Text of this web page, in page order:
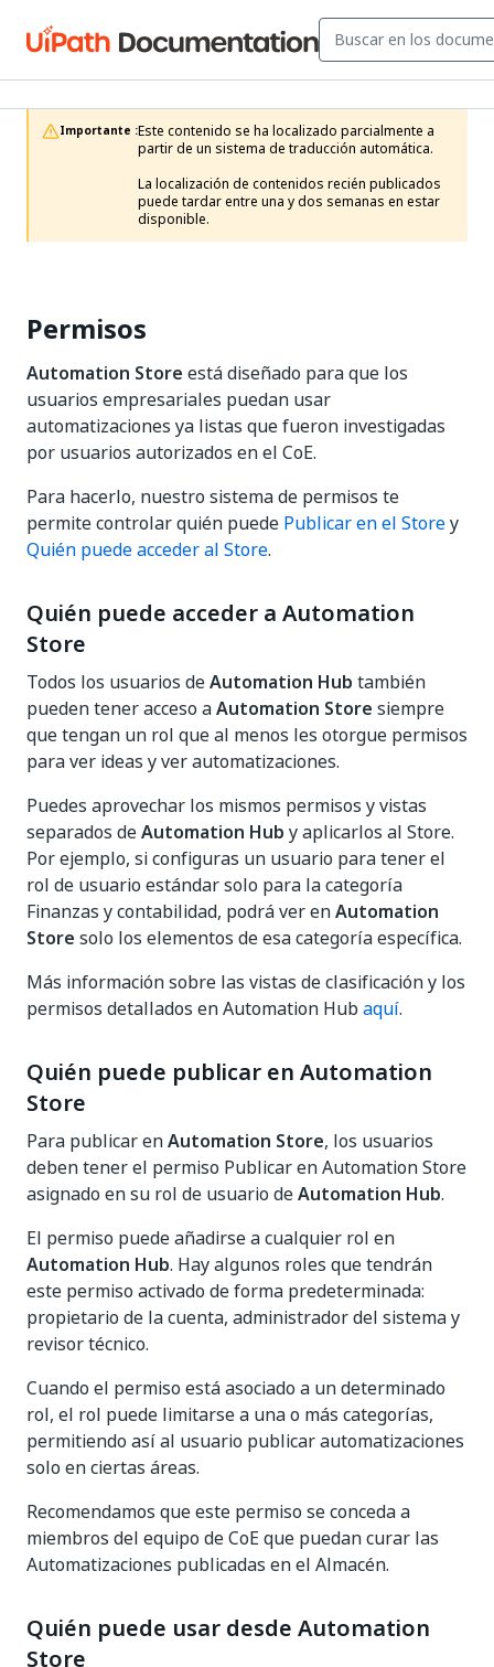
Importante :Este contenido se ha localizado parcialmente a
partir de un sistema de traducción automática.
La localización de contenidos recién publicados
puede tardar entre una y dos semanas en estar
disponible.
Permisos
Automation Store está diseñado para que los
usuarios empresariales puedan usar
automatizaciones ya listas que fueron investigadas
por usuarios autorizados en el CoE.
Para hacerlo, nuestro sistema de permisos te
permite controlar quién puede Publicar en el Storey
Quién puede acceder al Store.
Quién puede acceder a Automation
Store
Todos los usuarios deAutomation Hub también
pueden tener acceso aAutomation Store siempre
que tengan un rol que al menos les otorgue permisos
para ver ideas y ver automatizaciones.
Puedes aprovechar los mismos permisos y vistas
separados deAutomation Hub y aplicarlos al Store.
Por ejemplo, si configuras un usuario para tener el
rol de usuario estándar solo para la categoría
Finanzas y contabilidad, podrá ver enAutomation
Store solo los elementos de esa categoría específica.
Más información sobre las vistas de clasificación y los
permisos detallados en Automation Hubaquí.
Quién puede publicar en Automation
Store
Para publicar enAutomation Store, los usuarios
deben tener el permiso Publicar en Automation Store
asignado en su rol de usuario deAutomation Hub.
El permiso puede añadirse a cualquier rol en
Automation Hub. Hay algunos roles que tendrán
este permiso activado de forma predeterminada:
propietario de la cuenta, administrador del sistema y
revisor técnico.
Cuando el permiso está asociado a un determinado
rol, el rol puede limitarse a una o más categorías,
permitiendo así al usuario publicar automatizaciones
solo en ciertas áreas.
Recomendamos que este permiso se conceda a
miembros del equipo de CoE que puedan curar las
Automatizaciones publicadas en el Almacén.
Quién puede usar desde Automation
Store